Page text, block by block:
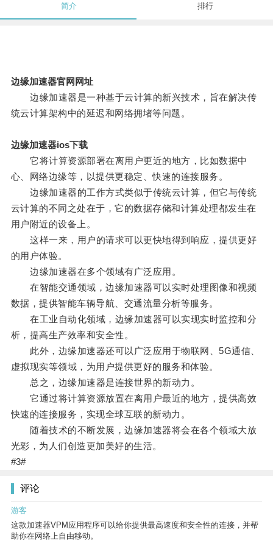
简介 排行
边缘加速器官网网址
边缘加速器是一种基于云计算的新兴技术，旨在解决传
统云计算架构中的延迟和网络拥堵等问题。
边缘加速器ios下载
它将计算资源部署在离用户更近的地方，比如数据中
心、网络边缘等，以提供更稳定、快速的连接服务。
边缘加速器的工作方式类似于传统云计算，但它与传统
云计算的不同之处在于，它的数据存储和计算处理都发生在
用户附近的设备上。
这样一来，用户的请求可以更快地得到响应，提供更好
的用户体验。
边缘加速器在多个领域有广泛应用。
在智能交通领域，边缘加速器可以实时处理图像和视频
数据，提供智能车辆导航、交通流量分析等服务。
在工业自动化领域，边缘加速器可以实现实时监控和分
析，提高生产效率和安全性。
此外，边缘加速器还可以广泛应用于物联网、5G通信、
虚拟现实等领域，为用户提供更好的服务和体验。
总之，边缘加速器是连接世界的新动力。
它通过将计算资源放置在离用户最近的地方，提供高效
快速的连接服务，实现全球互联的新动力。
随着技术的不断发展，边缘加速器将会在各个领域大放
光彩，为人们创造更加美好的生活。
#3#
评论
游客
这款加速器VPM应用程序可以给你提供最高速度和安全性的连接，并帮
助你在网络上自由移动。